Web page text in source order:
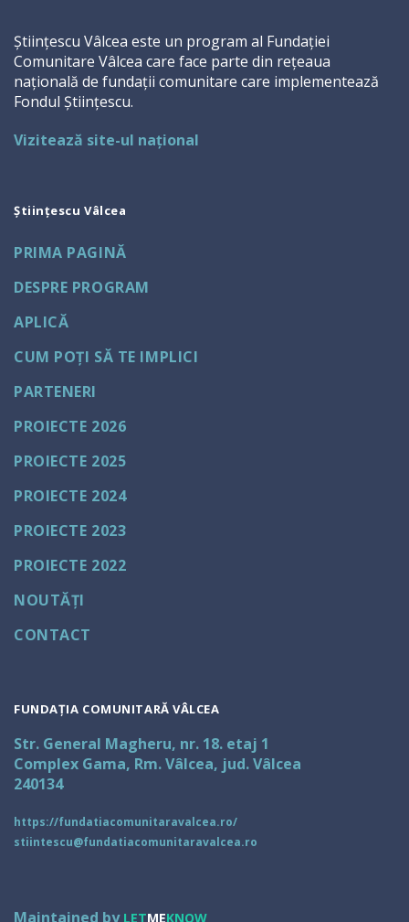
Științescu Vâlcea este un program al Fundației
Comunitare Vâlcea care face parte din rețeaua
națională de fundații comunitare care implementează
Fondul Științescu.
Vizitează site-ul național
Științescu Vâlcea
PRIMA PAGINĂ
DESPRE PROGRAM
APLICĂ
CUM POȚI SĂ TE IMPLICI
PARTENERI
PROIECTE 2026
PROIECTE 2025
PROIECTE 2024
PROIECTE 2023
PROIECTE 2022
NOUTĂȚI
CONTACT
FUNDAȚIA COMUNITARĂ VÂLCEA
Str. General Magheru, nr. 18. etaj 1
Complex Gama, Rm. Vâlcea, jud. Vâlcea
240134
https://fundatiacomunitaravalcea.ro/
stiintescu@fundatiacomunitaravalcea.ro
Maintained by LETMEKNOW